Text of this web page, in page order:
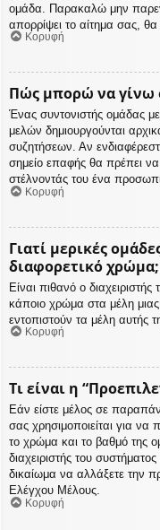
ομάδα. Παρακαλώ μην
απορρίψει το αίτημα σας, θα
Κορυφή
Πώς μπορώ να γίνω
Ένας συντονιστής ομάδας
μελών δημιουργούνται
συζητήσεων. Αν
σημείο επαφής θα πρέπει να
στέλνοντάς του ένα
Κορυφή
Γιατί μερικές
διαφορετικό χρώμα;
Είναι πιθανό ο
κάποιο χρώμα στα μέλη
εντοπιστούν τα μέλη αυτής
Κορυφή
Τι είναι η
Εάν είστε μέλος σε
σας χρησιμοποιείται για να
το χρώμα και το βαθμό της
διαχειριστής του
δικαίωμα να αλλάξετε την
Ελέγχου Μέλους.
Κορυφή